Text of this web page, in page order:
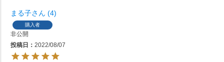
まる子 4
購入者
非公開
投稿日
2022/08/07